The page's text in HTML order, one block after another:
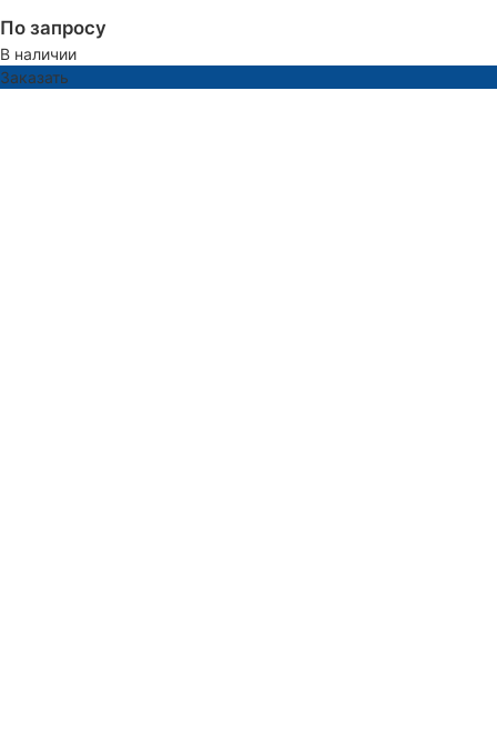
По запросу
В наличии
Заказать